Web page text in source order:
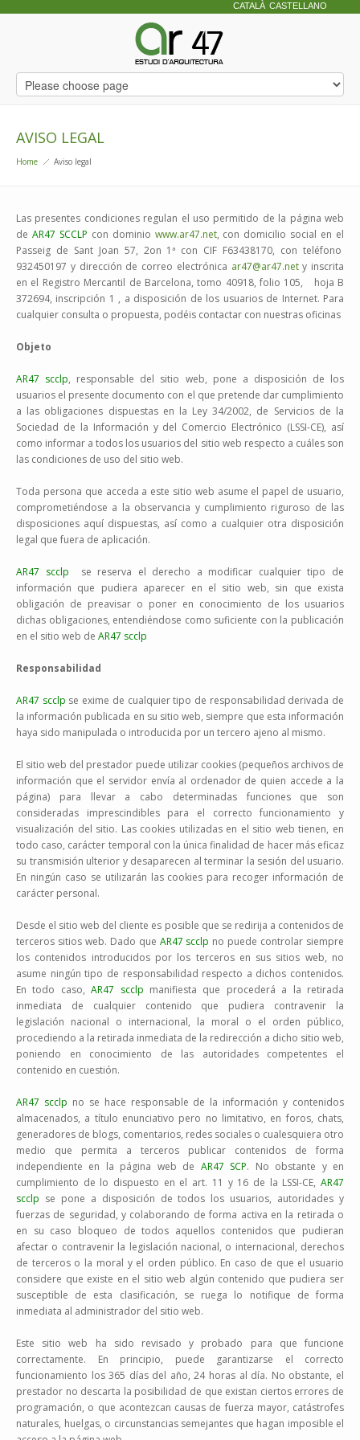
CATALÀ CASTELLANO
AVISO LEGAL
Home Aviso legal
Las presentes condiciones regulan el uso permitido de la página web
de AR47 SCCLP con dominio www.ar47.net, con domicilio social en el
Passeig de Sant Joan 57, 2on 1ª con CIF F63438170, con teléfono
932450197 y dirección de correo electrónica ar47@ar47.nety inscrita
en el Registro Mercantil de Barcelona, tomo 40918, folio 105, hoja B
372694, inscripción 1 , a disposición de los usuarios de Internet. Para
cualquier consulta o propuesta, podéis contactar con nuestras oficinas
Objeto
AR47 scclp, responsable del sitio web, pone a disposición de los
usuarios el presente documento con el que pretende dar cumplimiento
a las obligaciones dispuestas en la Ley 34/2002, de Servicios de la
Sociedad de la Información y del Comercio Electrónico (LSSI-CE), así
como informar a todos los usuarios del sitio web respecto a cuáles son
las condiciones de uso del sitio web.
Toda persona que acceda a este sitio web asume el papel de usuario,
comprometiéndose a la observancia y cumplimiento riguroso de las
disposiciones aquí dispuestas, así como a cualquier otra disposición
legal que fuera de aplicación.
AR47 scclp
se reserva el derecho a modificar cualquier tipo de
información que pudiera aparecer en el sitio web, sin que exista
obligación de preavisar o poner en conocimiento de los usuarios
dichas obligaciones, entendiéndose como suficiente con la publicación
en el sitio web de AR47 scclp
Responsabilidad
AR47 scclp se exime de cualquier tipo de responsabilidad derivada de
la información publicada en su sitio web, siempre que esta información
haya sido manipulada o introducida por un tercero ajeno al mismo.
El sitio web del prestador puede utilizar cookies (pequeños archivos de
información que el servidor envía al ordenador de quien accede a la
página) para llevar a cabo determinadas funciones que son
consideradas imprescindibles para el correcto funcionamiento y
visualización del sitio. Las cookies utilizadas en el sitio web tienen, en
todo caso, carácter temporal con la única finalidad de hacer más eficaz
su transmisión ulterior y desaparecen al terminar la sesión del usuario.
En ningún caso se utilizarán las cookies para recoger información de
carácter personal.
Desde el sitio web del cliente es posible que se redirija a contenidos de
terceros sitios web. Dado que AR47 scclp no puede controlar siempre
los contenidos introducidos por los terceros en sus sitios web, no
asume ningún tipo de responsabilidad respecto a dichos contenidos.
En todo caso,AR47 scclp manifiesta que procederá a la retirada
inmediata de cualquier contenido que pudiera contravenir la
legislación nacional o internacional, la moral o el orden público,
procediendo a la retirada inmediata de la redirección a dicho sitio web,
poniendo en conocimiento de las autoridades competentes el
contenido en cuestión.
AR47 scclp no se hace responsable de la información y contenidos
almacenados, a título enunciativo pero no limitativo, en foros, chats,
generadores de blogs, comentarios, redes sociales o cualesquiera otro
medio que permita a terceros publicar contenidos de forma
independiente en la página web de AR47 SCP. No obstante y en
cumplimiento de lo dispuesto en el art. 11 y 16 de la LSSI-CE, AR47
scclp se pone a disposición de todos los usuarios, autoridades y
fuerzas de seguridad, y colaborando de forma activa en la retirada o
en su caso bloqueo de todos aquellos contenidos que pudieran
afectar o contravenir la legislación nacional, o internacional, derechos
de terceros o la moral y el orden público. En caso de que el usuario
considere que existe en el sitio web algún contenido que pudiera ser
susceptible de esta clasificación, se ruega lo notifique de forma
inmediata al administrador del sitio web.
Este sitio web ha sido revisado y probado para que funcione
correctamente. En principio, puede garantizarse el correcto
funcionamiento los 365 días del año, 24 horas al día. No obstante, el
prestador no descarta la posibilidad de que existan ciertos errores de
programación, o que acontezcan causas de fuerza mayor, catástrofes
naturales, huelgas, o circunstancias semejantes que hagan imposible el